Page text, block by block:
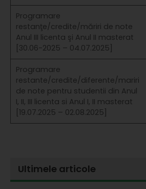
Ultimele articole
Programare
restanţe/credite/măriri de note
Anul III licenta şi Anul II masterat
[30.06-2025 – 04.07.2025]
Programare
restante/credite/diferente/mariri
de note pentru studentii din Anul
I, II, III licenta si Anul I, II masterat
[19.07.2025 – 02.08.2025]